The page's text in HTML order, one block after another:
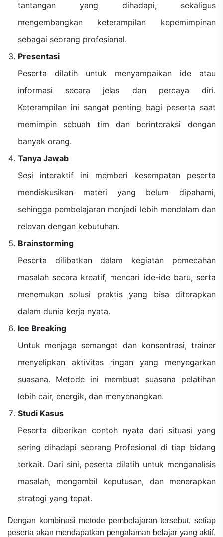
tantangan yang dihadapi, sekaligus
mengembangkan keterampilan kepemimpinan
sebagai seorang profesional.
Presentasi
Peserta dilatih untuk menyampaikan ide atau
informasi secara jelas dan percaya diri.
Keterampilan ini sangat penting bagi peserta saat
memimpin sebuah tim dan berinteraksi dengan
banyak orang.
Tanya Jawab
Sesi interaktif ini memberi kesempatan peserta
mendiskusikan materi yang belum dipahami,
sehingga pembelajaran menjadi lebih mendalam dan
relevan dengan kebutuhan.
Brainstorming
Peserta dilibatkan dalam kegiatan pemecahan
masalah secara kreatif, mencari ide-ide baru, serta
menemukan solusi praktis yang bisa diterapkan
dalam dunia kerja nyata.
Ice Breaking
Untuk menjaga semangat dan konsentrasi, trainer
menyelipkan aktivitas ringan yang menyegarkan
suasana. Metode ini membuat suasana pelatihan
lebih cair, energik, dan menyenangkan.
Studi Kasus
Peserta diberikan contoh nyata dari situasi yang
sering dihadapi seorang Profesional di tiap bidang
terkait. Dari sini, peserta dilatih untuk menganalisis
masalah, mengambil keputusan, dan menerapkan
strategi yang tepat.
Dengan kombinasi metode pembelajaran tersebut, setiap
peserta akan mendapatkan pengalaman belajar yang aktif,